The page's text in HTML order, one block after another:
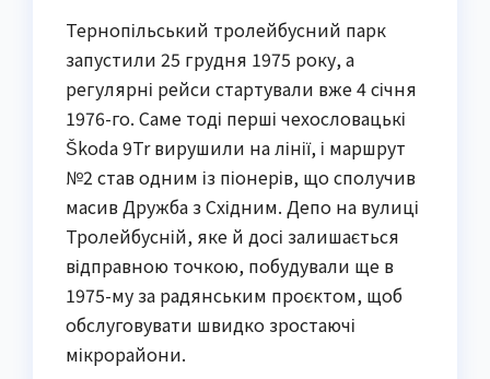
Тернопільський тролейбусний парк
запустили 25 грудня 1975 року, а
регулярні рейси стартували вже 4 січня
1976-го. Саме тоді перші чехословацькі
Škoda 9Tr вирушили на лінії, і маршрут
№2 став одним із піонерів, що сполучив
масив Дружба з Східним. Депо на вулиці
Тролейбусній, яке й досі залишається
відправною точкою, побудували ще в
1975-му за радянським проєктом, щоб
обслуговувати швидко зростаючі
мікрорайони.